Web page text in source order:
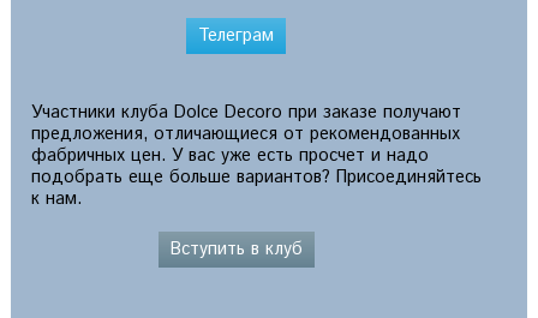
Телеграм
Участники клуба Dolce Decoro при заказе получают
предложения, отличающиеся от рекомендованных
фабричных цен. У вас уже есть просчет и надо
подобрать еще больше вариантов? Присоединяйтесь
к нам.
Вступить в клуб